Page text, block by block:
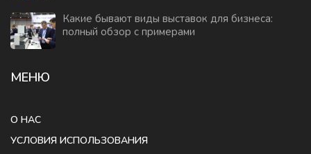
Какие бывают виды выставок для бизнеса:
полный обзор с примерами
МЕНЮ
О НАС
УСЛОВИЯ ИСПОЛЬЗОВАНИЯ